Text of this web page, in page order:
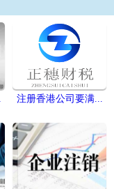
注册香港公司要满...